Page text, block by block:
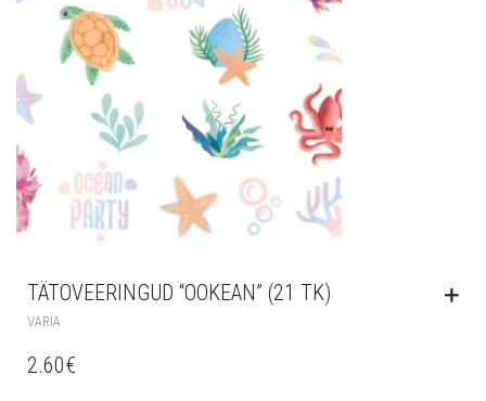
TÄTOVEERINGUD “OOKEAN” (21 TK)
VARIA
2.60€